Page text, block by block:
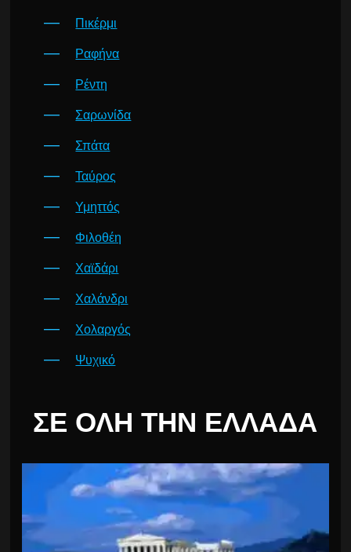
Πικέρμι
Ραφήνα
Ρέντη
Σαρωνίδα
Σπάτα
Ταύρος
Υμηττός
Φιλοθέη
Χαϊδάρι
Χαλάνδρι
Χολαργός
Ψυχικό
ΣΕ ΌΛΗ ΤΗΝ ΕΛΛΆΔΑ